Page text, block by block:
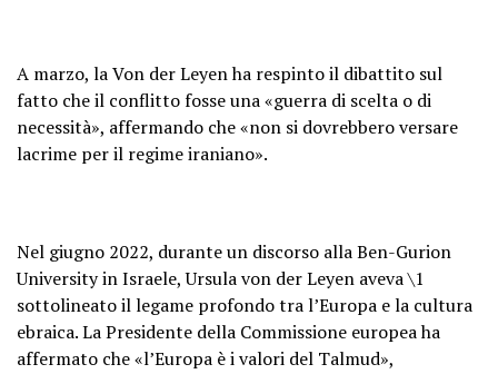
A marzo, la Von der Leyen ha respinto il dibattito sul
fatto che il conflitto fosse una «guerra di scelta o di
necessità», affermando che «non si dovrebbero versare
lacrime per il regime iraniano».
Nel giugno 2022, durante un discorso alla Ben-Gurion
University in Israele, Ursula von der Leyen aveva \1
sottolineato il legame profondo tra l’Europa e la cultura
ebraica. La Presidente della Commissione europea ha
affermato che «l’Europa è i valori del Talmud»,